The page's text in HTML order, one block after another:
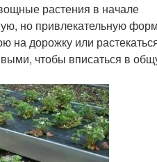
растения в начале
но привлекательную
дорожку или
чтобы вписаться в